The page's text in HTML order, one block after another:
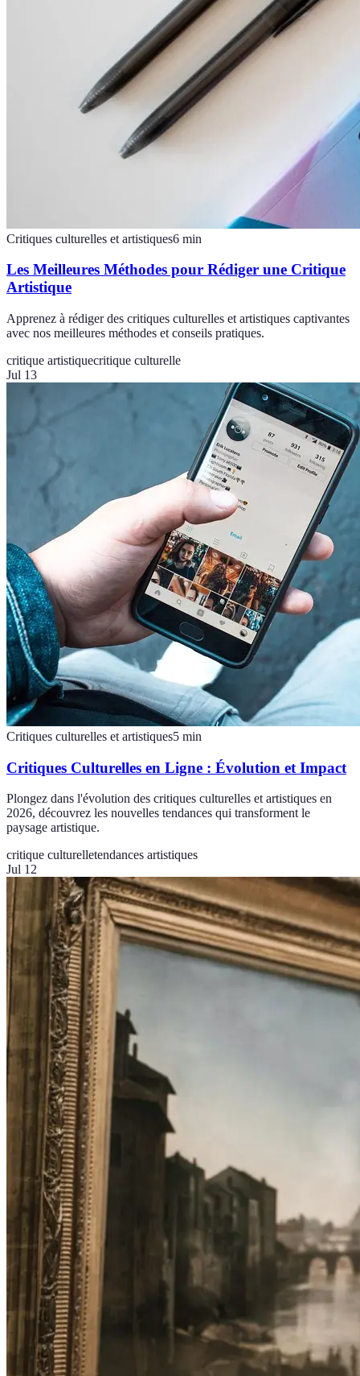
Critiques culturelles et artistiques6 min
Les Meilleures Méthodes pour Rédiger une Critique
Artistique
Apprenez à rédiger des critiques culturelles et artistiques captivantes
avec nos meilleures méthodes et conseils pratiques.
critique artistiquecritique culturelle
Jul 13
Critiques culturelles et artistiques5 min
Critiques Culturelles en Ligne : Évolution et Impact
Plongez dans l'évolution des critiques culturelles et artistiques en
2026, découvrez les nouvelles tendances qui transforment le
paysage artistique.
critique culturelletendances artistiques
Jul 12